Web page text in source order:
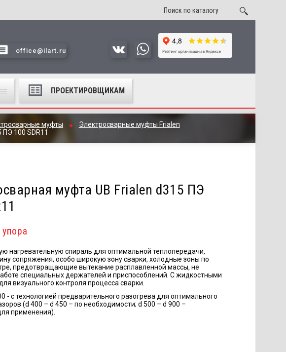
office@ilart.ru
ПРОЕКТИРОВЩИКАМ
муфты
Электросварные муфты Frialen
100 SDR11
муфта UB Frialen d315 ПЭ
нагревательную спираль для оптимальной теплопередачи,
сопряжения, особо широкую зону сварки, холодные зоны по
предотвращающие вытекание расплавленной массы, не
специальных держателей и приспособлений. С жидкостными
визуального контроля процесса сварки.
- с технологией предварительного разогрева для оптимального
(d 400 – d 450 – по необходимости; d 500 – d 900 –
применения).